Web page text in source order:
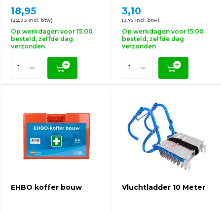
18,95
(22,93 Incl. btw)
Op werkdagen voor 15:00
besteld, zelfde dag
verzonden
3,10
(3,75 Incl. btw)
Op werkdagen voor 15:00
besteld, zelfde dag
verzonden
EHBO koffer bouw Vluchtladder 10 Meter